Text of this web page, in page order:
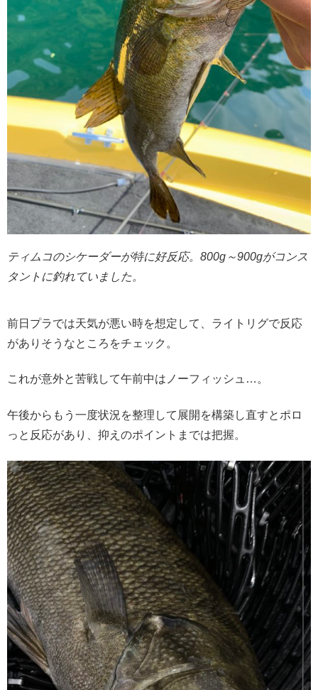
ティムコのシケーダーが特に好反応。800g～900gがコンス
タントに釣れていました。
前日プラでは天気が悪い時を想定して、ライトリグで反応
がありそうなところをチェック。
これが意外と苦戦して午前中はノーフィッシュ…。
午後からもう一度状況を整理して展開を構築し直すとポロ
っと反応があり、抑えのポイントまでは把握。